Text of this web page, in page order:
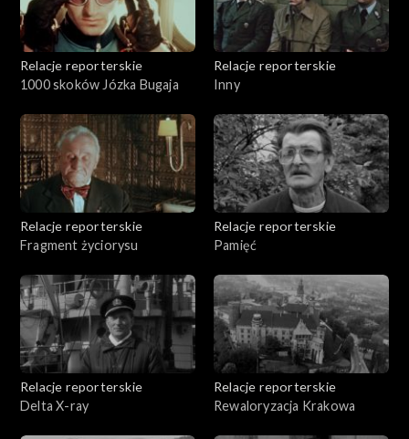
Relacje reporterskie
1000 skoków Józka Bugaja
Relacje reporterskie
Inny
Relacje reporterskie
Fragment życiorysu
Relacje reporterskie
Pamięć
Relacje reporterskie
Delta X-ray
Relacje reporterskie
Rewaloryzacja Krakowa